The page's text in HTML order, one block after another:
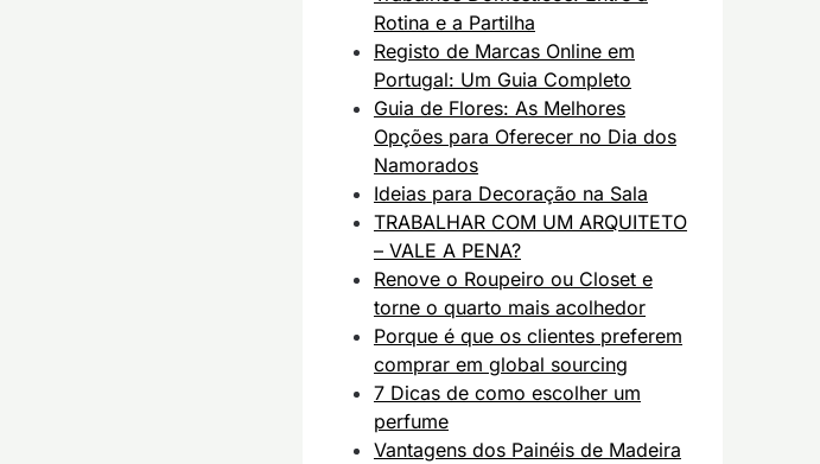
Rotina e a Partilha
Registo de Marcas Online em
Portugal: Um Guia Completo
Guia de Flores: As Melhores
Opções para Oferecer no Dia dos
Namorados
Ideias para Decoração na Sala
TRABALHAR COM UM ARQUITETO
– VALE A PENA?
Renove o Roupeiro ou Closet e
torne o quarto mais acolhedor
Porque é que os clientes preferem
comprar em global sourcing
7 Dicas de como escolher um
perfume
Vantagens dos Painéis de Madeira